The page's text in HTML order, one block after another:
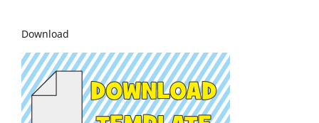
Download